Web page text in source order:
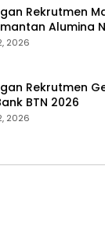
Rekrutmen
Alumina
2026
Rekrutmen
BTN 2026
2026